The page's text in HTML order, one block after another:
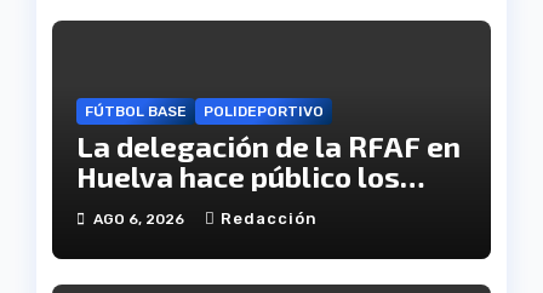
FÚTBOL BASE POLIDEPORTIVO
La delegación de la RFAF en
Huelva hace público los
calendarios de la categoría
juvenil
AGO 6, 2026 Redacción